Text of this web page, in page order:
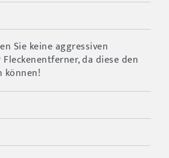
Sie keine aggressiven
da diese den
können!